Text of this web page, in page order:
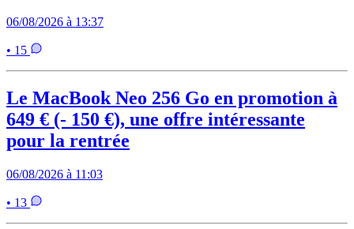
06/08/2026 à 13:37
• 15
Le MacBook Neo 256 Go en promotion à
649 € (- 150 €), une offre intéressante
pour la rentrée
06/08/2026 à 11:03
• 13